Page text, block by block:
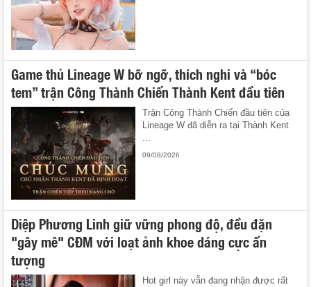
Game thủ Lineage W bỡ ngỡ, thích nghi và “bóc
tem” trận Công Thành Chiến Thành Kent đầu tiên
Trận Công Thành Chiến đầu tiên của
Lineage W đã diễn ra tại Thành Kent
09/08/2026
Diệp Phương Linh giữ vững phong độ, đều đặn
"gây mê" CĐM với loạt ảnh khoe dáng cực ấn
tượng
Hot girl này vẫn đang nhận được rất